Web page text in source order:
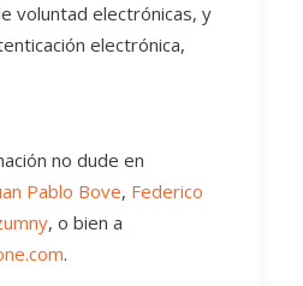
voluntad electrónicas, y
electrónica,
no dude en
Pablo Bove, Federico
, o bien a
.